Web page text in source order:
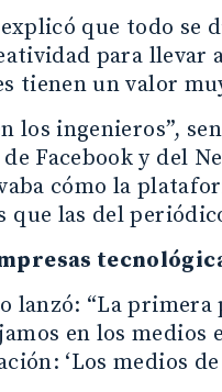
que todo se
para llevar
tienen un valor
los ingenieros”,
Facebook y del
cómo la
que las del
lanzó: “La
en los medios
‘Los medios